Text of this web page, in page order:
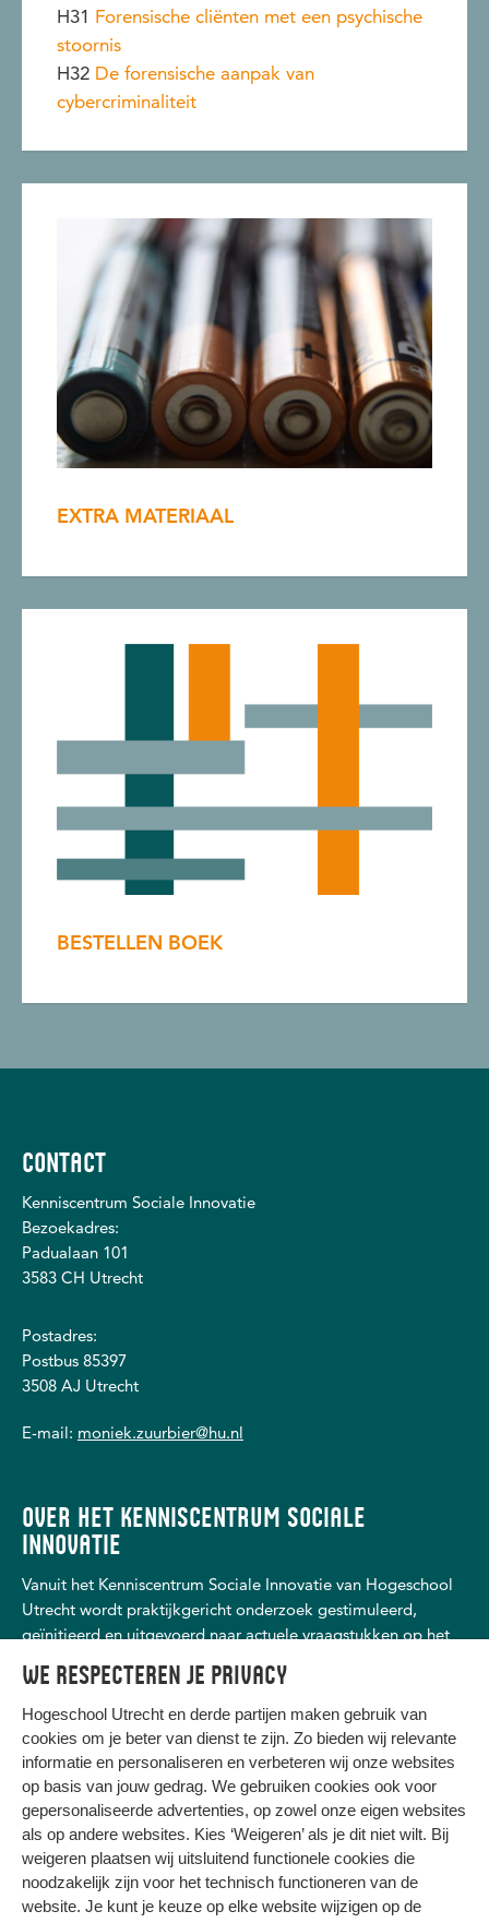
We respecteren je privacy
Hogeschool Utrecht en derde partijen maken gebruik van
cookies om je beter van dienst te zijn. Zo bieden wij relevante
informatie en personaliseren en verbeteren wij onze websites
op basis van jouw gedrag. We gebruiken cookies ook voor
gepersonaliseerde advertenties, op zowel onze eigen websites
als op andere websites. Kies ‘Weigeren’ als je dit niet wilt. Bij
weigeren plaatsen wij uitsluitend functionele cookies die
noodzakelijk zijn voor het technisch functioneren van de
website. Je kunt je keuze op elke website wijzigen op de
H31 Forensische cliënten met een psychische
stoornis
H32 De forensische aanpak van
cybercriminaliteit
EXTRA MATERIAAL
BESTELLEN BOEK
CONTACT
Kenniscentrum Sociale Innovatie
Bezoekadres:
Padualaan 101
3583 CH Utrecht
Postadres:
Postbus 85397
3508 AJ Utrecht
E-mail: moniek.zuurbier@hu.nl
OVER HET KENNISCENTRUM SOCIALE
INNOVATIE
Vanuit het Kenniscentrum Sociale Innovatie van Hogeschool
Utrecht wordt praktijkgericht onderzoek gestimuleerd,
geïnitieerd en uitgevoerd naar actuele vraagstukken op het
dienstverlening, (schuld)hulp- en dienstverlening, personeel
en arbeid, recht, justitie en veiligheid.
HIER KOMT ALLES SAMEN
Privacy
Cookies